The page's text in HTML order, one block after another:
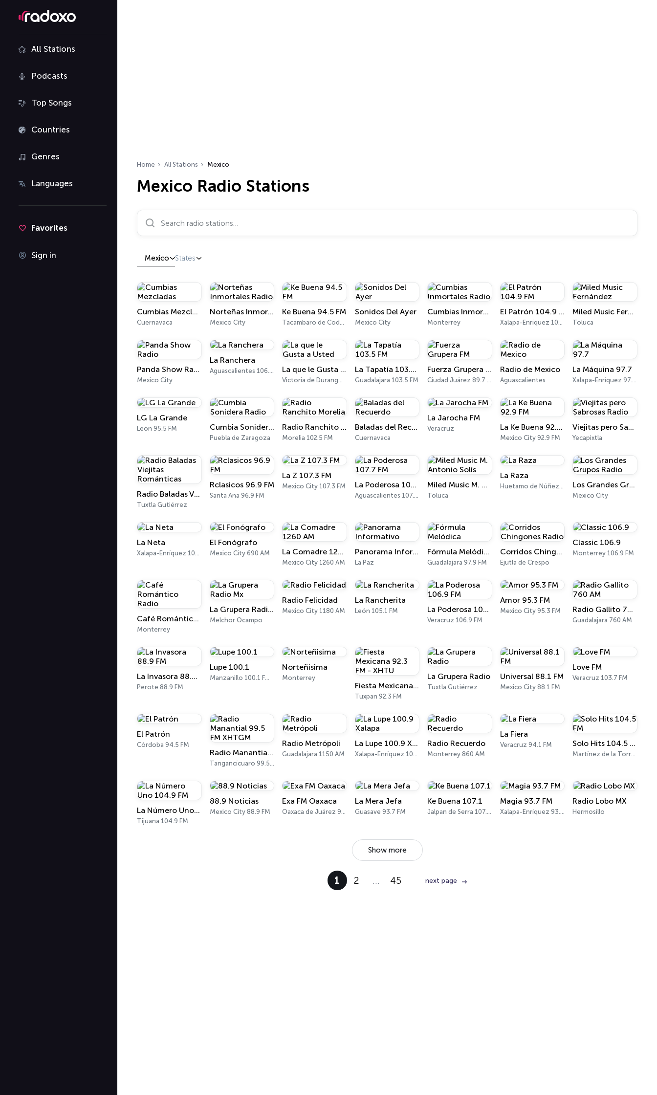
All Stations
Podcasts
Top Songs
Countries
Genres
Languages
Favorites
Sign in
Home All Stations Mexico
Mexico Radio Stations
Search radio stations…
Mexico States
Cumbias Mezcladas
Cuernavaca
Norteñas Inmortales Radio
Mexico City
Ke Buena 94.5 FM
Tacámbaro de Codallos 94.5 FM
Sonidos Del Ayer
Mexico City
Cumbias Inmortales Radio
Monterrey
El Patrón 104.9 FM
Xalapa-Enríquez 104.9 FM
Miled Music Fernández
Toluca
Panda Show Radio
Mexico City
La Ranchera
Aguascalientes 106.1 FM La que le Gusta a Usted
Victoria de Durango 98.9 FM
La Tapatía 103.5 FM
Guadalajara 103.5 FM
Fuerza Grupera FM
Ciudad Juárez 89.7 HD3
Radio de Mexico
Aguascalientes
La Máquina 97.7
Xalapa-Enríquez 97.7 FM
LG La Grande
León 95.5 FM Cumbia Sonidera Radio
Puebla de Zaragoza
Radio Ranchito Morelia
Morelia 102.5 FM
Baladas del Recuerdo
Cuernavaca
La Jarocha FM
Veracruz La Ke Buena 92.9 FM
Mexico City 92.9 FM
Viejitas pero Sabrosas Radio
Yecapixtla
Radio Baladas Viejitas Románticas
Tuxtla Gutiérrez
Rclasicos 96.9 FM
Santa Ana 96.9 FM
La Z 107.3 FM
Mexico City 107.3 FM La Poderosa 107.7 FM
Aguascalientes 107.7 FM
Miled Music M. Antonio Solís
Toluca
La Raza
Huetamo de Núñez 95.5 FM Los Grandes Grupos Radio
Mexico City
La Neta
Xalapa-Enríquez 102.5 FM
El Fonógrafo
Mexico City 690 AM La Comadre 1260 AM
Mexico City 1260 AM
Panorama Informativo
La Paz
Fórmula Melódica
Guadalajara 97.9 FM
Corridos Chingones Radio
Ejutla de Crespo
Classic 106.9
Monterrey 106.9 FM
Café Romántico Radio
Monterrey
La Grupera Radio Mx
Melchor Ocampo
Radio Felicidad
Mexico City 1180 AM
La Rancherita
León 105.1 FM La Poderosa 106.9 FM
Veracruz 106.9 FM
Amor 95.3 FM
Mexico City 95.3 FM Radio Gallito 760 AM
Guadalajara 760 AM
La Invasora 88.9 FM
Perote 88.9 FM
Lupe 100.1
Manzanillo 100.1 FM - 560 AM
Norteñisima
Monterrey
Fiesta Mexicana 92.3 FM - XHTU
Tuxpan 92.3 FM
La Grupera Radio
Tuxtla Gutiérrez
Universal 88.1 FM
Mexico City 88.1 FM
Love FM
Veracruz 103.7 FM
El Patrón
Córdoba 94.5 FM
Radio Manantial 99.5 FM XHTGM
Tangancícuaro 99.5 FM
Radio Metrópoli
Guadalajara 1150 AM
La Lupe 100.9 Xalapa
Xalapa-Enríquez 100.9 FM
Radio Recuerdo
Monterrey 860 AM
La Fiera
Veracruz 94.1 FM Solo Hits 104.5 FM
Martínez de la Torre 104.5 FM
La Número Uno 104.9 FM
Tijuana 104.9 FM
88.9 Noticias
Mexico City 88.9 FM
Exa FM Oaxaca
Oaxaca de Juárez 98.5 FM
La Mera Jefa
Guasave 93.7 FM
Ke Buena 107.1
Jalpan de Serra 107.1 FM
Magia 93.7 FM
Xalapa-Enríquez 93.7 FM
Radio Lobo MX
Hermosillo
Show more
1 2 … 45 next page